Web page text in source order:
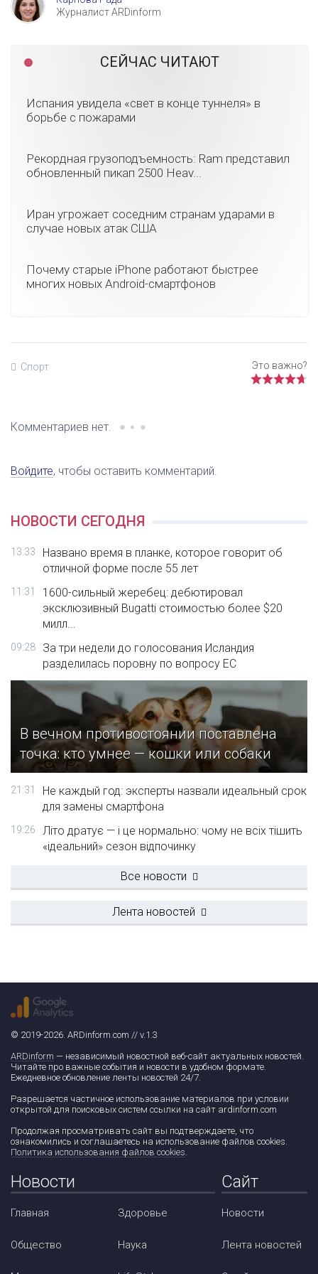
Журналист ARDinform
СЕЙЧАС ЧИТАЮТ
Испания увидела «свет в конце туннеля» в
борьбе с пожарами
Рекордная грузоподъемность: Ram представил
обновленный пикап 2500 Heav...
Иран угрожает соседним странам ударами в
случае новых атак США
Почему старые iPhone работают быстрее
многих новых Android-смартфонов
Спорт
Комментариев нет.
Войдите, чтобы оставить комментарий.
НОВОСТИ СЕГОДНЯ
13:33
Названо время в планке, которое говорит об
отличной форме после 55 лет
11:31
1600-сильный жеребец: дебютировал
эксклюзивный Bugatti стоимостью более $20
милл...
09:28
За три недели до голосования Исландия
разделилась поровну по вопросу ЕС
В вечном противостоянии поставлена
точка: кто умнее — кошки или собаки
21:31
Не каждый год: эксперты назвали идеальный срок
для замены смартфона
19:26
Літо дратує — і це нормально: чому не всіх тішить
«ідеальний» сезон відпочинку
Все новости
Лента новостей
© 2019-2026. ARDinform.com // v.1.3
ARDinform — независимый новостной веб-сайт актуальных новостей.
Читайте про важные события и новости в удобном формате.
Ежедневное обновление ленты новостей 24/7.
Разрешается частичное использование материалов при условии
открытой для поисковых систем ссылки на сайт ardinform.com
Продолжая просматривать сайт вы подтверждаете, что
ознакомились и соглашаетесь на использование файлов cookies.
Политика использования файлов cookies.
Новости
Главная
Общество
Здоровье
Наука
Сайт
Новости
Лента новостей